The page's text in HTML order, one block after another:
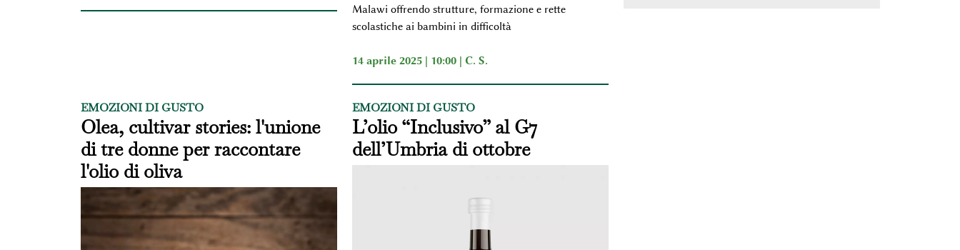
Malawi offrendo strutture, formazione e rette
scolastiche ai bambini in difficoltà
14 aprile 2025 | 10:00 | C. S.
EMOZIONI DI GUSTO
Olea, cultivar stories: l'unione
di tre donne per raccontare
l'olio di oliva
EMOZIONI DI GUSTO
L’olio “Inclusivo” al G7
dell’Umbria di ottobre